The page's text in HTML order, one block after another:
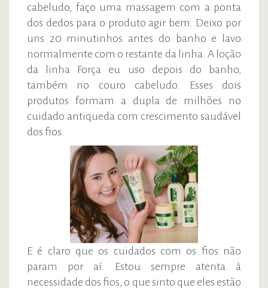
cabeludo, faço uma massagem com a ponta
dos dedos para o produto agir bem. Deixo por
uns 20 minutinhos antes do banho e lavo
normalmente com o restante da linha. A loção
da linha Força eu uso depois do banho,
também no couro cabeludo. Esses dois
produtos formam a dupla de milhões no
cuidado antiqueda com crescimento saudável
dos fios.
E é claro que os cuidados com os fios não
param por aí. Estou sempre atenta à
necessidade dos fios, o que sinto que eles estão